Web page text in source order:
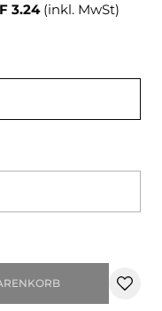
3.24(inkl. MwSt)